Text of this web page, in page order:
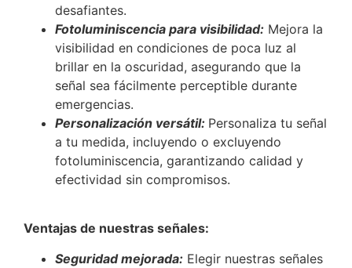
desafiantes.
Fotoluminiscencia para visibilidad: Mejora la
visibilidad en condiciones de poca luz al
brillar en la oscuridad, asegurando que la
señal sea fácilmente perceptible durante
emergencias.
Personalización versátil: Personaliza tu señal
a tu medida, incluyendo o excluyendo
fotoluminiscencia, garantizando calidad y
efectividad sin compromisos.
Ventajas de nuestras señales:
Seguridad mejorada: Elegir nuestras señales